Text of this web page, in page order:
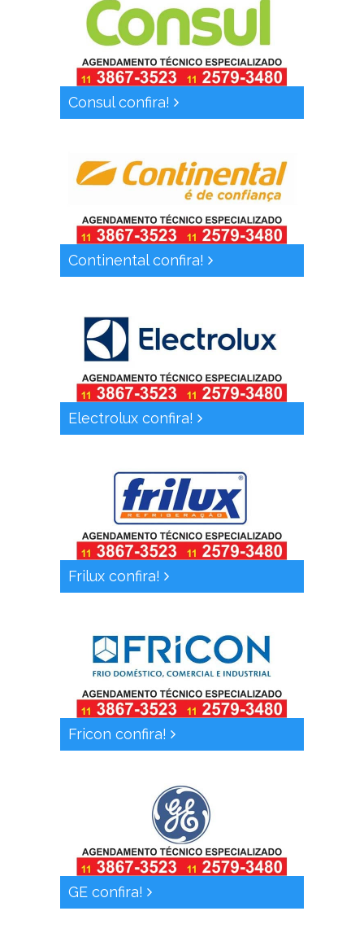
Consul confira!
Continental confira!
Electrolux confira!
Frilux confira!
Fricon confira!
GE confira!